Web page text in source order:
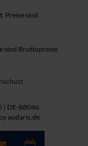
Preise sind
sind Bruttopreise.
| DE-88046
audaris.de